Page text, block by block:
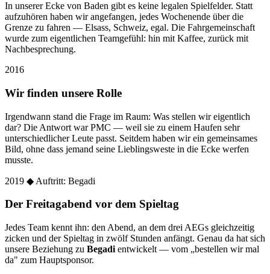
In unserer Ecke von Baden gibt es keine legalen Spielfelder. Statt
aufzuhören haben wir angefangen, jedes Wochenende über die
Grenze zu fahren — Elsass, Schweiz, egal. Die Fahrgemeinschaft
wurde zum eigentlichen Teamgefühl: hin mit Kaffee, zurück mit
Nachbesprechung.
2016
Wir finden unsere Rolle
Irgendwann stand die Frage im Raum: Was stellen wir eigentlich
dar? Die Antwort war PMC — weil sie zu einem Haufen sehr
unterschiedlicher Leute passt. Seitdem haben wir ein gemeinsames
Bild, ohne dass jemand seine Lieblingsweste in die Ecke werfen
musste.
2019 ◆ Auftritt: Begadi
Der Freitagabend vor dem Spieltag
Jedes Team kennt ihn: den Abend, an dem drei AEGs gleichzeitig
zicken und der Spieltag in zwölf Stunden anfängt. Genau da hat sich
unsere Beziehung zu Begadi entwickelt — vom „bestellen wir mal
da" zum Hauptsponsor.